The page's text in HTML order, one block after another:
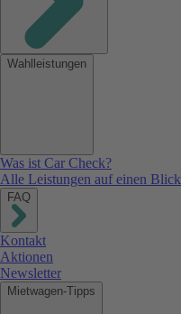
Wahlleistungen
Was ist Car Check?
Alle Leistungen auf einen Blick
FAQ
Kontakt
Aktionen
Newsletter
Mietwagen-Tipps